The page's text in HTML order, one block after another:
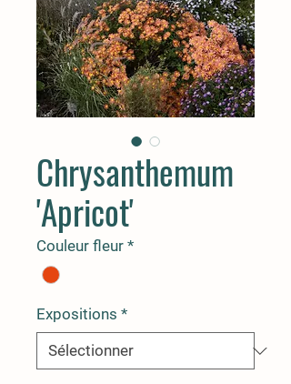
Chrysanthemum
'Apricot'
Couleur fleur *
Expositions *